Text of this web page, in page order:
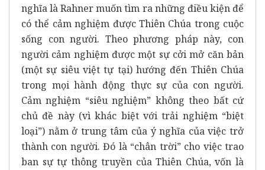
nghĩa là Rahner muốn tìm ra những điều kiện để
có thể cảm nghiệm được Thiên Chúa trong cuộc
sống con người. Theo phương pháp này, con
người cảm nghiệm được một sự cởi mở căn bản
(một sự siêu việt tự tại) hướng đến Thiên Chúa
trong mọi hành động thực sự của con người.
Cảm nghiệm “siêu nghiệm” không theo bất cứ
chủ đề này (vì khác biệt với trải nghiệm “biệt
loại”) nằm ở trung tâm của ý nghĩa của việc trở
thành con người. Đó là “chân trời” cho việc trao
ban sự tự thông truyền của Thiên Chúa, vốn là